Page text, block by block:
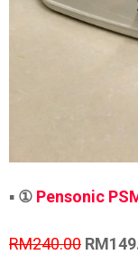
▪ ① Pensonic
RM240.00